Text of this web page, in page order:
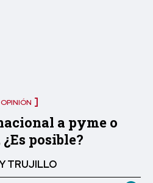
OPINIÓN
a pyme o
posible?
TRUJILLO